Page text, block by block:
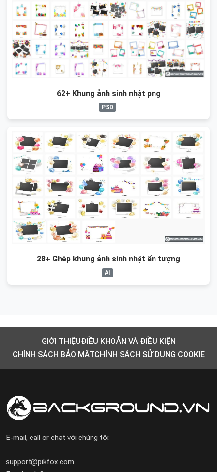
62+ Khung ảnh sinh nhật png
PSD
28+ Ghép khung ảnh sinh nhật ấn tượng
AI
GIỚI THIỆUĐIỀU KHOẢN VÀ ĐIỀU KIỆN
CHÍNH SÁCH BẢO MẬTCHÍNH SÁCH SỬ DỤNG COOKIE
E-mail, call or chat với chúng tôi:
support@pikfox.com